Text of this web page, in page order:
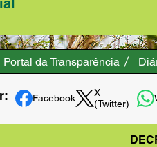
Portal da Transparência
Facebook
X
(Twitter)